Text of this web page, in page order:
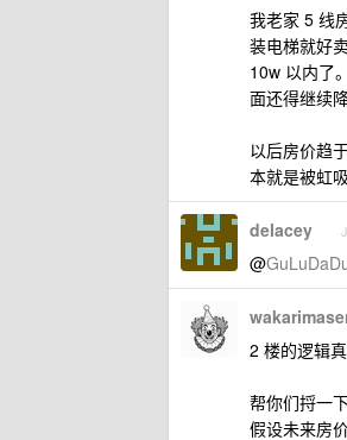
我老家 5 线
装电梯就好
10w 以内了
面还得继续降
以后房价趋
本就是被虹
delacey
@
2 楼的逻辑
帮你们捋一
假设未来房